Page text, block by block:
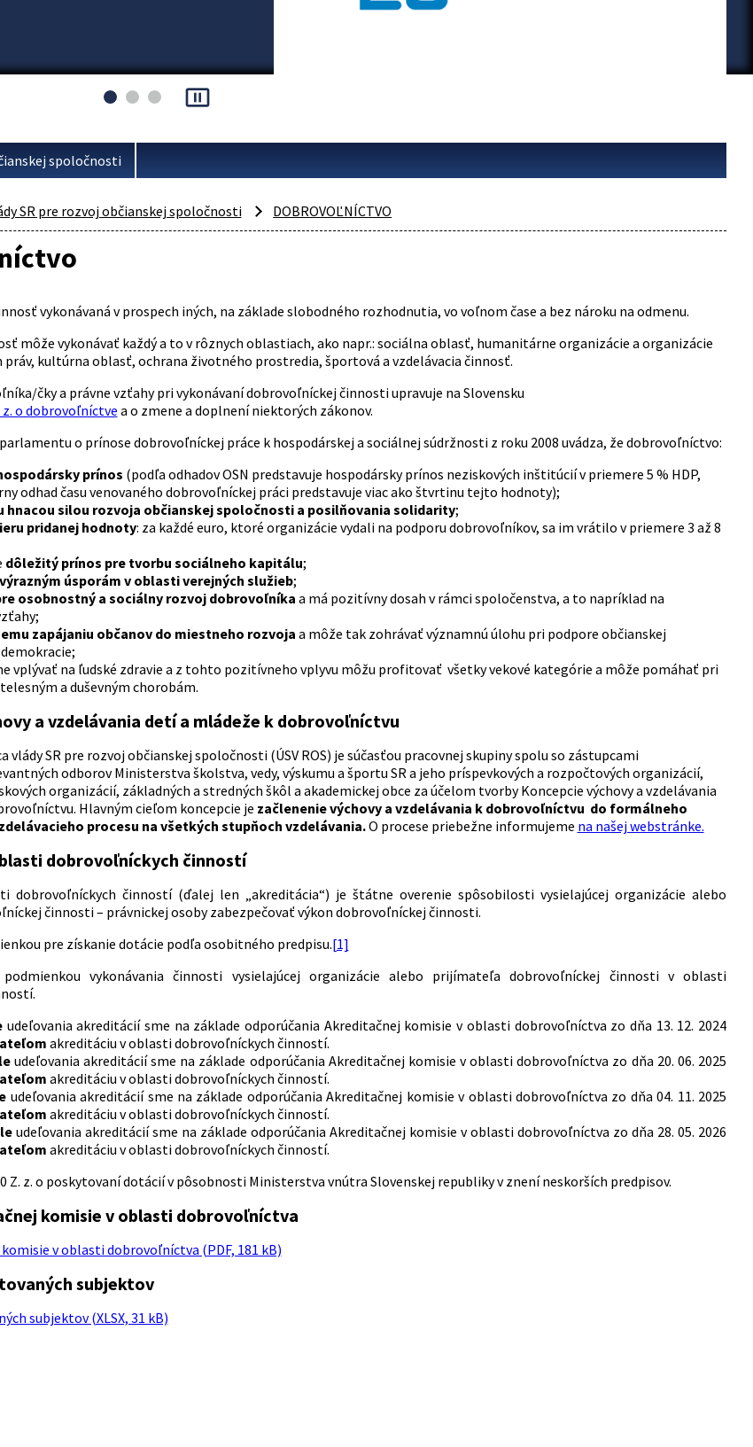
pause_presentation
spoločnosti
SR pre rozvoj občianskej spoločnosti DOBROVOĽNÍCTVO
vykonávaná v prospech iných, na základe slobodného rozhodnutia, vo voľnom čase a bez nároku na odmenu.
môže vykonávať každý a to v rôznych oblastiach, ako napr.: sociálna oblasť, humanitárne organizácie a organizácie
práv, kultúrna oblasť, ochrana životného prostredia, športová a vzdelávacia činnosť.
čky a právne vzťahy pri vykonávaní dobrovoľníckej činnosti upravuje na Slovensku
z. o dobrovoľníctve a o zmene a doplnení niektorých zákonov.
o prínose dobrovoľníckej práce k hospodárskej a sociálnej súdržnosti z roku 2008 uvádza, že dobrovoľníctvo:
prínos (podľa odhadov OSN predstavuje hospodársky prínos neziskových inštitúcií v priemere 5 % HDP,
odhad času venovaného dobrovoľníckej práci predstavuje viac ako štvrtinu tejto hodnoty);
hnacou silou rozvoja občianskej spoločnosti a posilňovania solidarity;
pridanej hodnoty: za každé euro, ktoré organizácie vydali na podporu dobrovoľníkov, sa im vrátilo v priemere 3 až 8
dôležitý prínos pre tvorbu sociálneho kapitálu;
úsporám v oblasti verejných služieb;
osobnostný a sociálny rozvoj dobrovoľníka a má pozitívny dosah v rámci spoločenstva, a to napríklad na
zapájaniu občanov do miestneho rozvoja a môže tak zohrávať významnú úlohu pri podpore občianskej
vplývať na ľudské zdravie a z tohto pozitívneho vplyvu môžu profitovať všetky vekové kategórie a môže pomáhať pri
a duševným chorobám.
a vzdelávania detí a mládeže k dobrovoľníctvu
vlády SR pre rozvoj občianskej spoločnosti (ÚSV ROS) je súčasťou pracovnej skupiny spolu so zástupcami
odborov Ministerstva školstva, vedy, výskumu a športu SR a jeho príspevkových a rozpočtových organizácií,
organizácií, základných a stredných škôl a akademickej obce za účelom tvorby Koncepcie výchovy a vzdelávania
Hlavným cieľom koncepcie je začlenenie výchovy a vzdelávania k dobrovoľníctvu do formálneho
procesu na všetkých stupňoch vzdelávania.O procese priebežne informujeme na našej webstránke.
dobrovoľníckych činností
dobrovoľníckych činností (ďalej len „akreditácia“) je štátne overenie spôsobilosti vysielajúcej organizácie alebo
činnosti – právnickej osoby zabezpečovať výkon dobrovoľníckej činnosti.
pre získanie dotácie podľa osobitného predpisu.[1]
vykonávania činnosti vysielajúcej organizácie alebo prijímateľa dobrovoľníckej činnosti v oblasti
udeľovania akreditácií sme na základe odporúčania Akreditačnej komisie v oblasti dobrovoľníctva zo dňa 13. 12. 2024
akreditáciu v oblasti dobrovoľníckych činností.
udeľovania akreditácií sme na základe odporúčania Akreditačnej komisie v oblasti dobrovoľníctva zo dňa 20. 06. 2025
akreditáciu v oblasti dobrovoľníckych činností.
udeľovania akreditácií sme na základe odporúčania Akreditačnej komisie v oblasti dobrovoľníctva zo dňa 04. 11. 2025
akreditáciu v oblasti dobrovoľníckych činností.
udeľovania akreditácií sme na základe odporúčania Akreditačnej komisie v oblasti dobrovoľníctva zo dňa 28. 05. 2026
akreditáciu v oblasti dobrovoľníckych činností.
Z. z. o poskytovaní dotácií v pôsobnosti Ministerstva vnútra Slovenskej republiky v znení neskorších predpisov.
komisie v oblasti dobrovoľníctva
v oblasti dobrovoľníctva (PDF, 181 kB)
subjektov
subjektov (XLSX, 31 kB)